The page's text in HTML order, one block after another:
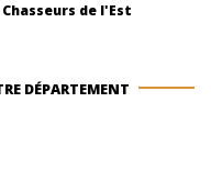
Chasseurs de l'Est
DÉPARTEMENT